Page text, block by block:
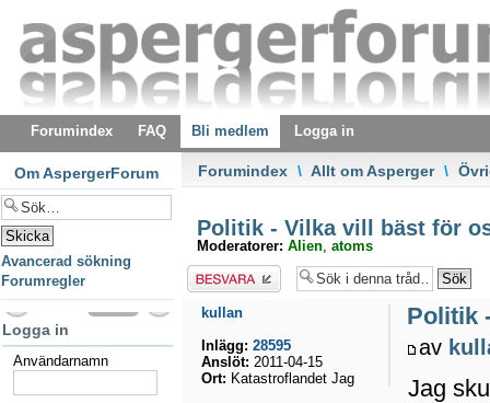
Forumindex FAQ Bli medlem Logga in
Forumindex \ Allt om Asperger \
Politik - Vilka vill bäst för
Moderatorer: Alien, atoms
Besvara
Politik
av
Jag
kullan
Inlägg: 28595
Anslöt: 2011-04-15
Ort: Katastroflandet Jag
Om AspergerForum
Avancerad sökning
Forumregler
Logga in
Användarnamn